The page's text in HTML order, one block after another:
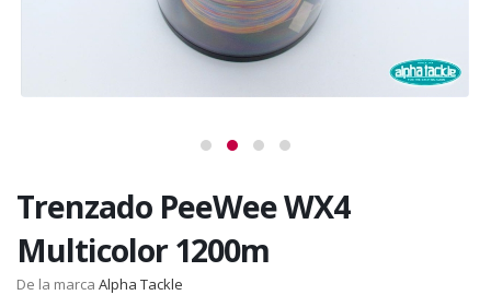
Trenzado PeeWee WX4
Multicolor 1200m
De la marca Alpha Tackle